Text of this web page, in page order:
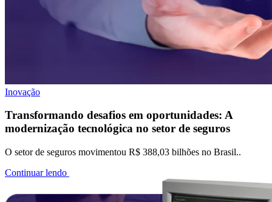
Inovação
Transformando desafios em oportunidades: A
modernização tecnológica no setor de seguros
O setor de seguros movimentou R$ 388,03 bilhões no Brasil..
Continuar lendo